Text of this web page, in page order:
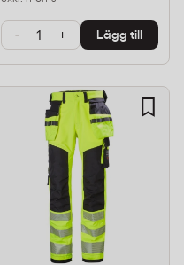
- + Lägg till